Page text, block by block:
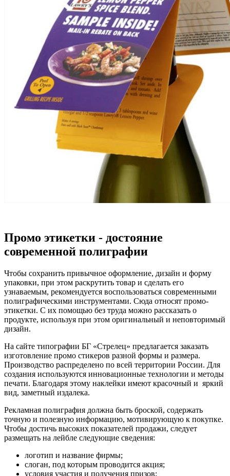
Промо этикетки - достояние
современной полиграфии
Чтобы сохранить привычное оформление, дизайн и форму
упаковки, при этом раскрутить товар и сделать его
узнаваемым, рекомендуется воспользоваться современными
полиграфическими инструментами. Сюда относят промо-
этикетки. С их помощью без труда можно рассказать о
продукте, используя при этом оригинальный и неповторимый
дизайн.
На сайте типографии БГ «Стрелец» предлагается заказать
изготовление промо стикеров разной формы и размера.
Производство распределено по всей территории России. Для
создания используются инновационные технологии и методы
печати. Благодаря этому наклейки имеют красочный и яркий
вид, заметный издалека.
Рекламная полиграфия должна быть броской, содержать
точную и полезную информацию, мотивирующую к покупке.
Чтобы достичь высоких показателей продажи, следует
размещать на лейбле следующие сведения:
логотип и название фирмы;
слоган, под которым проводится акция;
условия участия и получения призов;